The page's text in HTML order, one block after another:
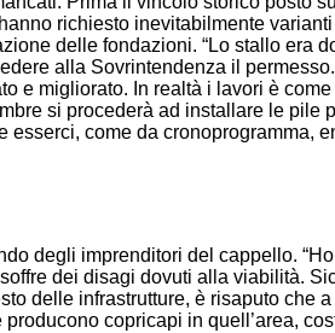
richiesto inevitabilmente
delle fondazioni. “Lo stallo era
alla Sovrintendenza il
e migliorato. In realtà i lavori è
si procederà ad installare le
come da cronoprogramma,
degli imprenditori del cappello.
dei disagi dovuti alla viabilità.
delle infrastrutture, è risaputo che
copricapi in quell’area,